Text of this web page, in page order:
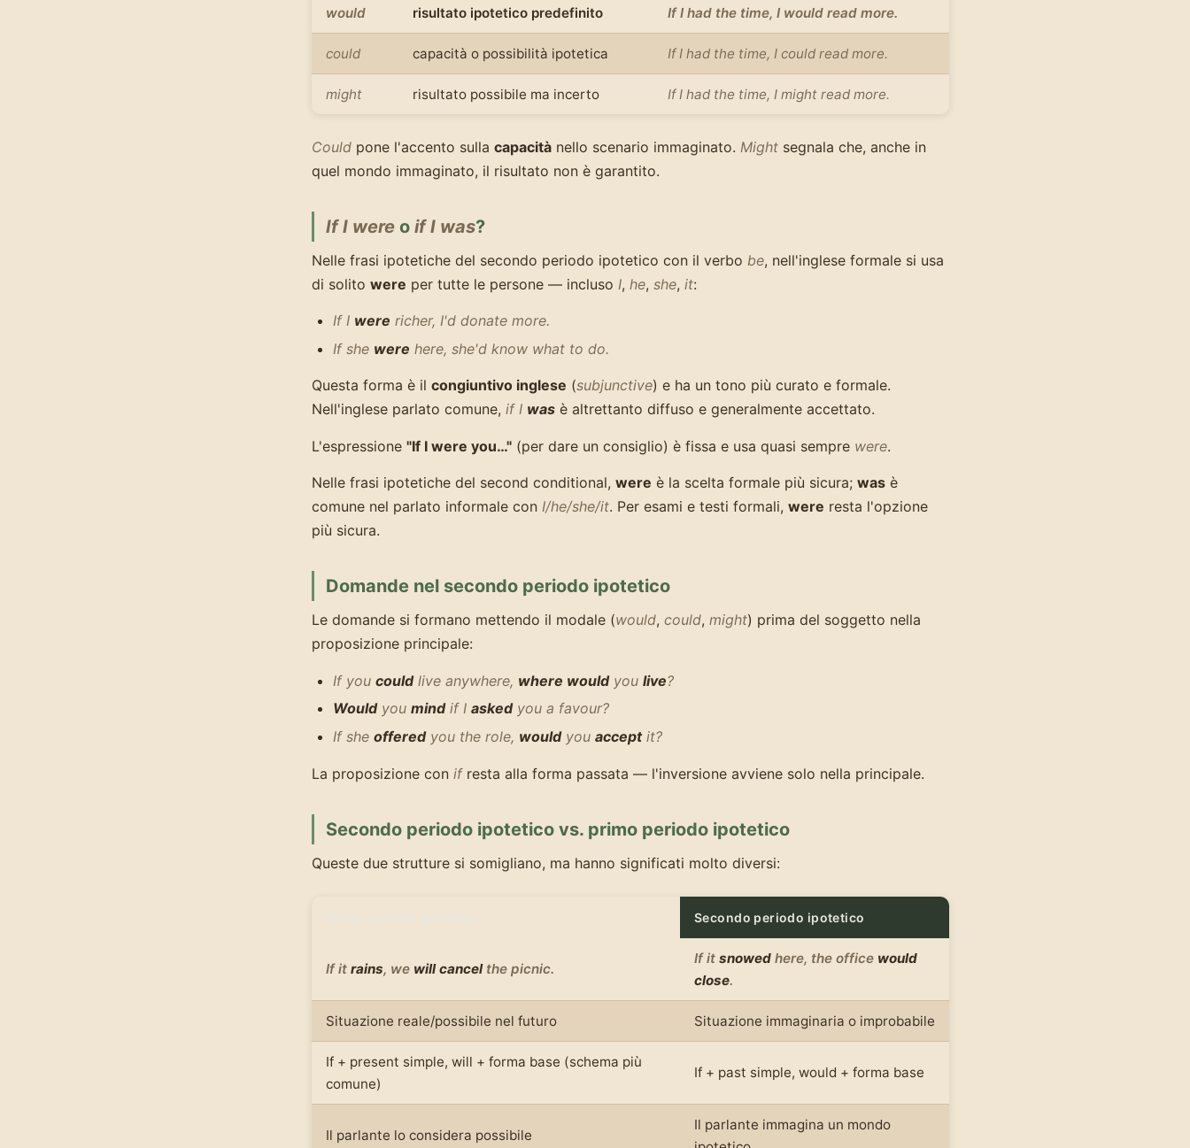
would risultato ipotetico predefinito If I had the time, I would read more.
could capacità o possibilità ipotetica If I had the time, I could read more.
might risultato possibile ma incerto If I had the time, I might read more.
Could pone l'accento sulla capacità nello scenario immaginato. Might segnala che, anche in
quel mondo immaginato, il risultato non è garantito.
If I wereo if I was?
Nelle frasi ipotetiche del secondo periodo ipotetico con il verbo be, nell'inglese formale si usa
di solito were per tutte le persone — incluso I, he, she, it:
If I were richer, I'd donate more.
If she were here, she'd know what to do.
Questa forma è il congiuntivo inglese (subjunctive) e ha un tono più curato e formale.
Nell'inglese parlato comune, if I was è altrettanto diffuso e generalmente accettato.
L'espressione "If I were you…" (per dare un consiglio) è fissa e usa quasi sempre were.
Nelle frasi ipotetiche del second conditional, were è la scelta formale più sicura; was è
comune nel parlato informale con I/he/she/it. Per esami e testi formali, were resta l'opzione
più sicura.
Domande nel secondo periodo ipotetico
Le domande si formano mettendo il modale (would, could, might) prima del soggetto nella
proposizione principale:
If you couldlive anywhere, where wouldyou live?
Wouldyou mindif I askedyou a favour?
If she offeredyou the role, wouldyou acceptit?
La proposizione con ifresta alla forma passata — l'inversione avviene solo nella principale.
Secondo periodo ipotetico vs. primo periodo ipotetico
Queste due strutture si somigliano, ma hanno significati molto diversi:
Secondo periodo ipotetico
If it rains, we will cancelthe picnic.
If it snowed here, the office would
close.
Situazione reale/possibile nel futuro Situazione immaginaria o improbabile
If + present simple, will + forma base (schema più
comune)
If + past simple, would + forma base
Il parlante lo considera possibile
Il parlante immagina un mondo